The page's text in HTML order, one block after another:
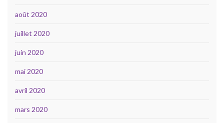
août 2020
juillet 2020
juin 2020
mai 2020
avril 2020
mars 2020